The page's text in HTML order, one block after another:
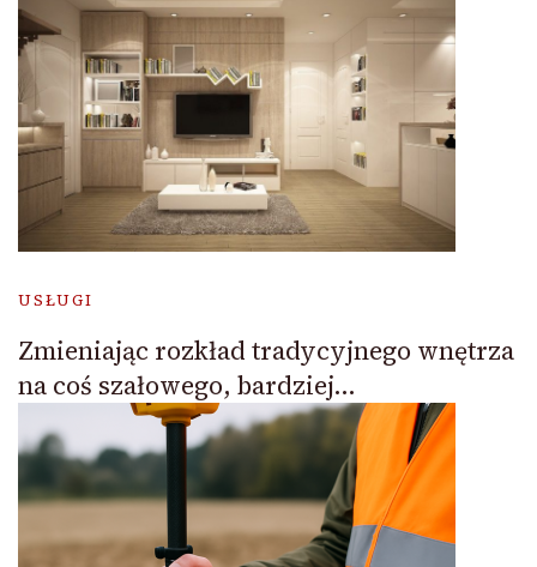
USŁUGI
Zmieniając rozkład tradycyjnego wnętrza
na coś szałowego, bardziej…